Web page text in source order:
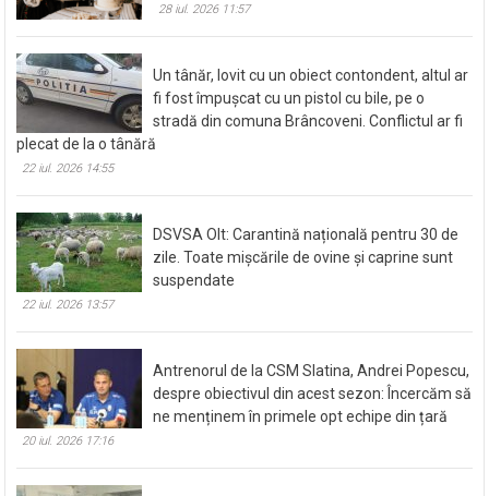
28 iul. 2026 11:57
Un tânăr, lovit cu un obiect contondent, altul ar
fi fost împușcat cu un pistol cu bile, pe o
stradă din comuna Brâncoveni. Conflictul ar fi
plecat de la o tânără
22 iul. 2026 14:55
DSVSA Olt: Carantină națională pentru 30 de
zile. Toate mișcările de ovine și caprine sunt
suspendate
22 iul. 2026 13:57
Antrenorul de la CSM Slatina, Andrei Popescu,
despre obiectivul din acest sezon: Încercăm să
ne menținem în primele opt echipe din țară
20 iul. 2026 17:16